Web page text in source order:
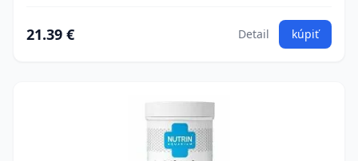
21.39 € Detail kúpiť